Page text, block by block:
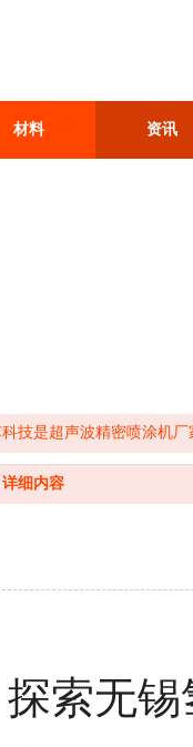
材料 资讯
技是超声波精密喷涂机厂
详细内容
探索无